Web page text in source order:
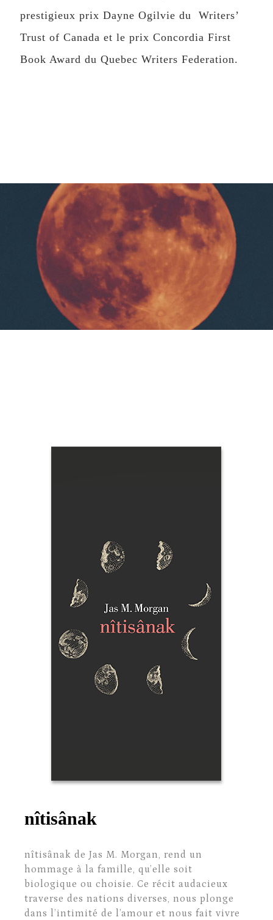
prestigieux prix Dayne Ogilvie du Writers’
Trust of Canada et le prix Concordia First
Book Award du Quebec Writers Federation.
nîtisânak
nîtisânak de Jas M. Morgan, rend un
hommage à la famille, qu’elle soit
biologique ou choisie. Ce récit audacieux
traverse des nations diverses, nous plonge
dans l’intimité de l’amour et nous fait vivre